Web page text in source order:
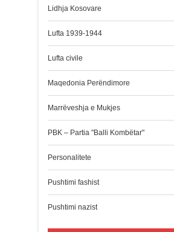
Lidhja Kosovare
Lufta 1939-1944
Lufta civile
Maqedonia Perëndimore
Marrëveshja e Mukjes
PBK – Partia "Balli Kombëtar"
Personalitete
Pushtimi fashist
Pushtimi nazist